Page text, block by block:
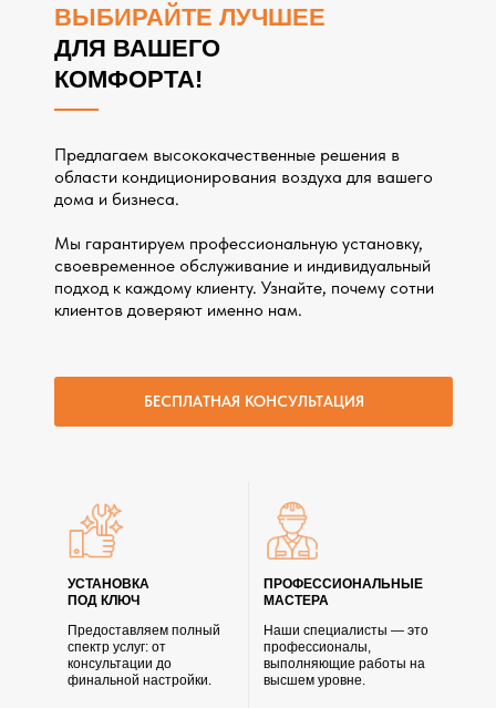
ВЫБИРАЙТЕ ЛУЧШЕЕ
ДЛЯ ВАШЕГО
КОМФОРТА!
Предлагаем высококачественные решения в
области кондиционирования воздуха для вашего
дома и бизнеса.
Мы гарантируем профессиональную установку,
своевременное обслуживание и индивидуальный
подход к каждому клиенту. Узнайте, почему сотни
клиентов доверяют именно нам.
БЕСПЛАТНАЯ КОНСУЛЬТАЦИЯ
УСТАНОВКА
ПОД КЛЮЧ
ПРОФЕССИОНАЛЬНЫЕ
МАСТЕРА
Предоставляем полный
спектр услуг: от
консультации до
финальной настройки.
Наши специалисты — это
профессионалы,
выполняющие работы на
высшем уровне.